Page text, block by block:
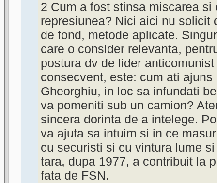
2 Cum a fost stinsa miscarea si
represiunea? Nici aici nu solicit
de fond, metode aplicate.
care o consider relevanta,
postura dv de lider
consecvent, este: cum ati
Gheorghiu, in loc sa infundati
va pomeniti sub un camion?
sincera dorinta de a intelege.
va ajuta sa intuim si in ce
cu securisti si cu vintura lume
tara, dupa 1977, a contribuit la
fata de FSN.